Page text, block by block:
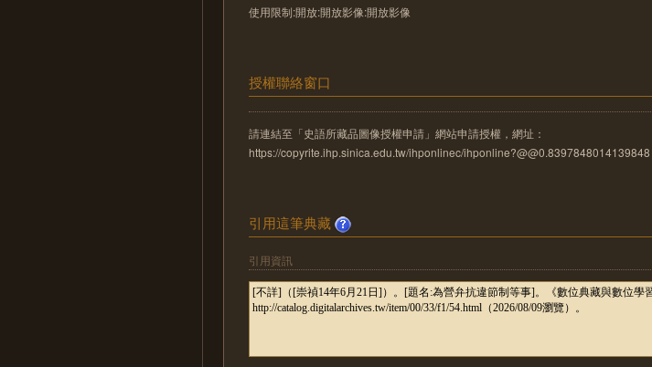
使用限制:開放:開放影像:開放影像
授權聯絡窗口
請連結至「史語所藏品圖像授權申請」網站申請授權，網址：
https://copyrite.ihp.sinica.edu.tw/ihponlinec/ihponline?@@0.8397848014139848
引用這筆典藏
引用資訊